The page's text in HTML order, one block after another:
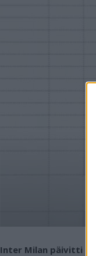
Inter Milan päivitti